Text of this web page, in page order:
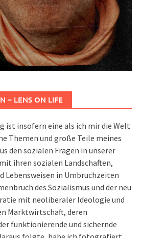
– LENS ON LIFE
ist insofern eine als ich mir die Welt
Themen und große Teile meines
den sozialen Fragen in unserer
ihren sozialen Landschaften,
Lebensweisen in Umbruchzeiten
des Sozialismus und der neu
mit neoliberaler Ideologie und
Marktwirtschaft, deren
funktionierende und sichernde